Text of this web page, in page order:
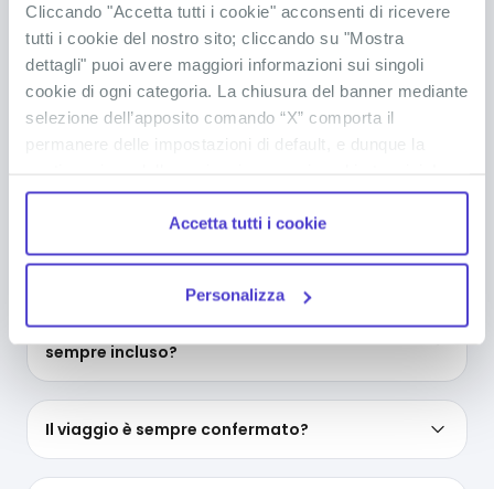
Cliccando "Accetta tutti i cookie" acconsenti di ricevere
tutti i cookie del nostro sito; cliccando su "Mostra
dettagli" puoi avere maggiori informazioni sui singoli
cookie di ogni categoria. La chiusura del banner mediante
selezione dell’apposito comando “X” comporta il
permanere delle impostazioni di default, e dunque la
casella dei cookie statistici è già selezionata poiché, non
permettendo la diretta individuazione dell’interessato (cd.
single out), i relativi cookie sono equiparati ai tecnici, ma
deselezionando la relativa casella. Se vuoi maggiori
informazioni sul funzionamento dei cookie attivi sul
sito clicca qui.
Accetta tutti i cookie
Personalizza
Dove si trova la Giamaica?
Che lingua si parla in Giamaica?
Quanti gradi ci sono in Giamaica?
Nel viaggio di gruppo in Giamaica, il volo è
sempre incluso?
Il viaggio è sempre confermato?